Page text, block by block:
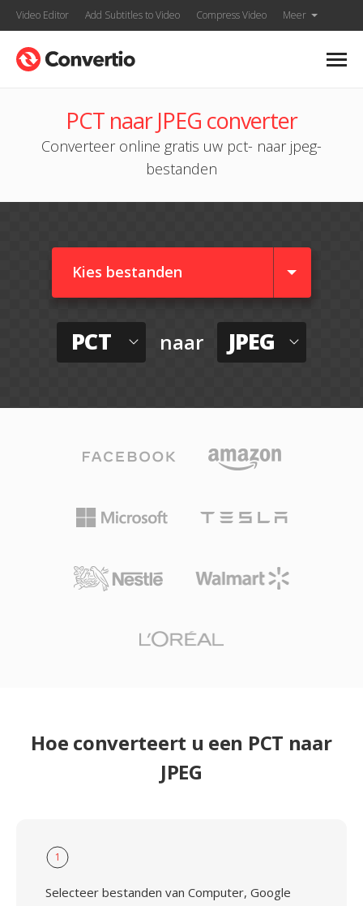
Video Editor Add Subtitles to Video Compress Video Meer
PCT naar JPEG converter
Converteer online gratis uw pct- naar jpeg-
bestanden
Kies bestanden
PCT naar JPEG
Hoe converteert u een PCT naar
JPEG
1
Selecteer bestanden van Computer, Google